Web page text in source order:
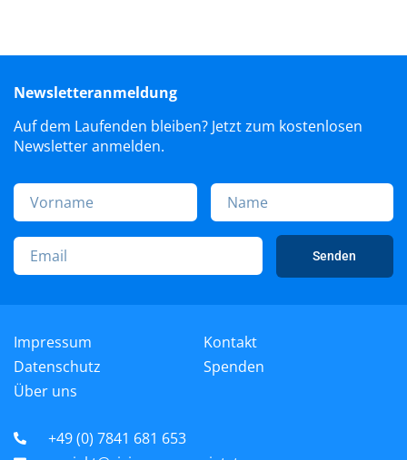
Newsletteranmeldung
Auf dem Laufenden bleiben? Jetzt zum kostenlosen
Newsletter anmelden.
Senden
Impressum
Datenschutz
Über uns
Kontakt
Spenden
+49 (0) 7841 681 653